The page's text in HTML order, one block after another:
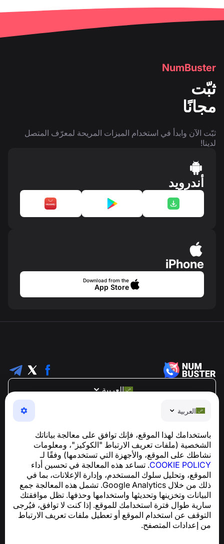
العربية
باستخدامك لهذا الموقع، فإنك توافق على معالجة بياناتك
الشخصية (ملفات تعريف الارتباط "الكوكيز"، ومعلومات
نشاطك على الموقع، والأجهزة التي تستخدمها) وفقًا لـ
COOKIE POLICY. تساعد هذه المعالجة في تحسين أداء
الموقع، وتحليل سلوك المستخدم، وإدارة الإعلانات، بما في
ذلك من خلال Google Analytics. تشمل هذه المعالجة جمع
البيانات وتخزينها وتحديثها واستخدامها وحذفها. تظل موافقتك
سارية طوال فترة استخدامك للموقع. إذا كنت لا توافق، فيُرجى
التوقف عن استخدام الموقع أو تعطيل ملفات تعريف الارتباط
من إعدادات المتصفح.
NumBuster
ثبّت
مجانًا
ثبّت الآن وابدأ في استخدام الميزات المريحة لمعرّف المتصل
لدينا!
أندرويد
iPhone
Download from the
App Store
العربية
NumBuster © 2013—2026 ·
support@numbuster.com
تطبيق سهل الاستخدام يحميك من الاحتيال الهاتفي، الرسائل
للاستفسارات المتعلقة بالامتثال للائحة العامة لحماية البيانات
support@numbuster.com
مركز المساعدة
الأخبار والمقالات
حول المشروع
جهات الاتصال